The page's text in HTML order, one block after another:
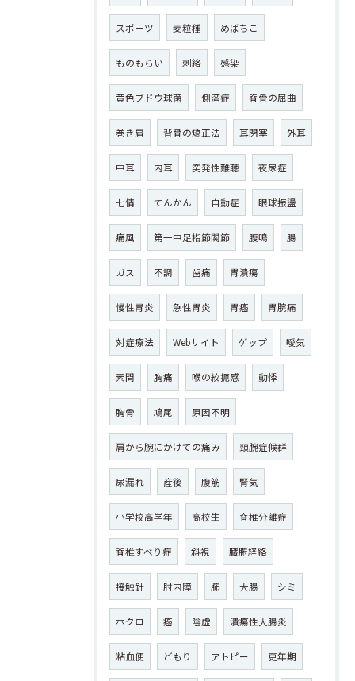
スポーツ 麦粒種 めばちこ
ものもらい 刺絡 感染
黄色ブドウ球菌 側湾症 脊骨の屈曲
巻き肩 背骨の矯正法 耳閉塞 外耳
中耳 内耳 突発性難聴 夜尿症
七情 てんかん 自動症 眼球振盪
痛風 第一中足指節関節 腹鳴 腸
ガス 不調 歯痛 胃潰瘍
慢性胃炎 急性胃炎 胃癌 胃脘痛
対症療法 Webサイト ゲップ 噯気
素問 胸痛 喉の絞扼感 動悸
胸骨 鳩尾 原因不明
肩から腕にかけての痛み 頸腕症候群
尿漏れ 産後 腹筋 腎気
小学校高学年 高校生 脊椎分離症
脊椎すべり症 斜視 臓腑経絡
接触針 肘内障 肺 大腸 シミ
ホクロ 癌 陰虚 潰瘍性大腸炎
粘血便 どもり アトピー 更年期